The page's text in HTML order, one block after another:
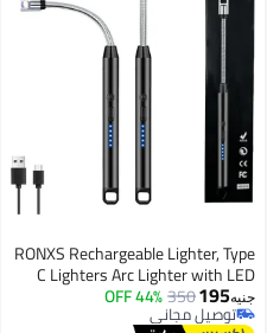
RONXS Rechargeable Lighter, Type
C Lighters Arc Lighter with LED
Battery Display, Flameless Long
Lighters for Candles Grill BBQ
جنيه195
350
44% OFF
توصيل مجاني